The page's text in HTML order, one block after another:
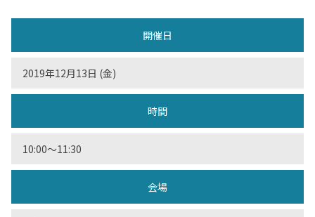
開催日
2019年12月13日 (金)
時間
10:00〜11:30
会場